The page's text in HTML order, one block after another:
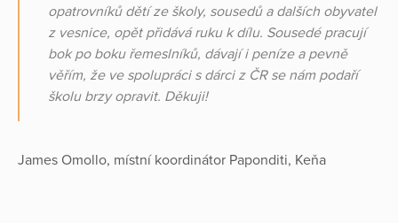
opatrovníků dětí ze školy, sousedů a dalších obyvatel
z vesnice, opět přidává ruku k dílu. Sousedé pracují
bok po boku řemeslníků, dávají i peníze a pevně
věřím, že ve spolupráci s dárci z ČR se nám podaří
školu brzy opravit. Děkuji!
James Omollo, místní koordinátor Paponditi, Keňa